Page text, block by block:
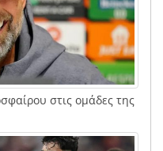
στις ομάδες της